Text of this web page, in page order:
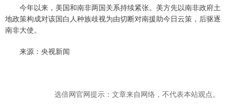
今年以来，美国和南非两国关系持续紧张。美方先以南非政府土
地政策构成对该国白人种族歧视为由切断对南援助今日云策，后驱逐
南非大使。
来源：央视新闻
选倍网官网提示：文章来自网络，不代表本站观点。